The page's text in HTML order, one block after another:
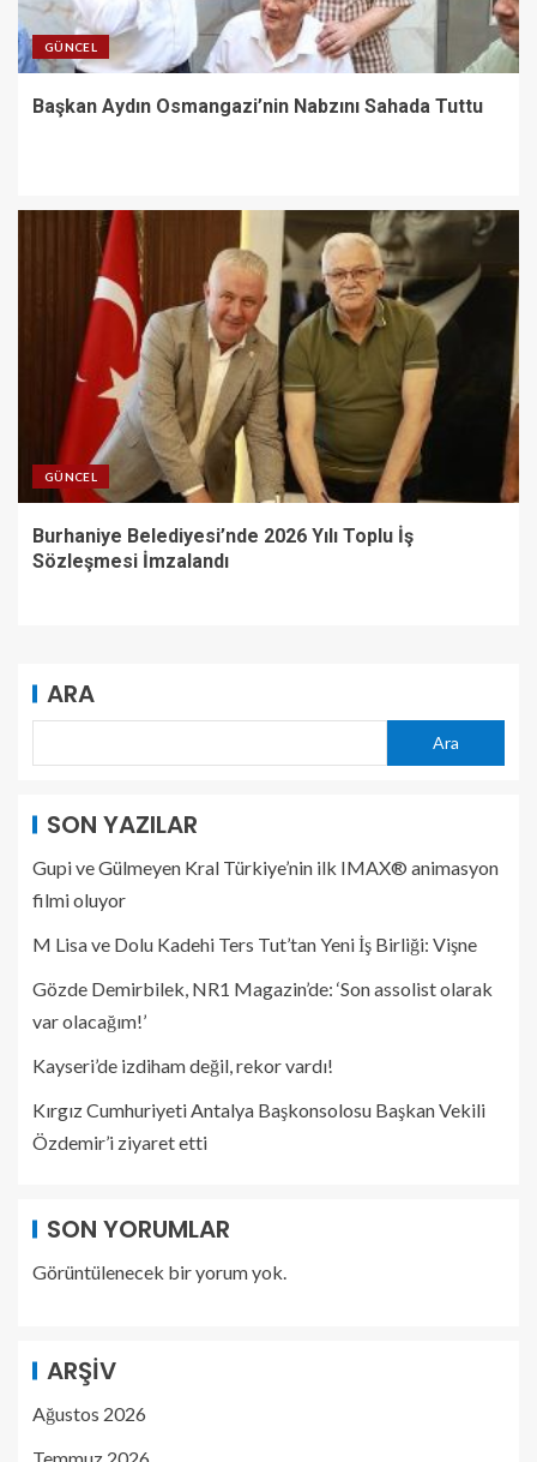
GÜNCEL
Başkan Aydın Osmangazi’nin Nabzını Sahada Tuttu
GÜNCEL
Burhaniye Belediyesi’nde 2026 Yılı Toplu İş
Sözleşmesi İmzalandı
ARA
Ara
SON YAZILAR
Gupi ve Gülmeyen Kral Türkiye’nin ilk IMAX® animasyon
filmi oluyor
M Lisa ve Dolu Kadehi Ters Tut’tan Yeni İş Birliği: Vişne
Gözde Demirbilek, NR1 Magazin’de: ‘Son assolist olarak
var olacağım!’
Kayseri’de izdiham değil, rekor vardı!
Kırgız Cumhuriyeti Antalya Başkonsolosu Başkan Vekili
Özdemir’i ziyaret etti
SON YORUMLAR
Görüntülenecek bir yorum yok.
ARŞIV
Ağustos 2026